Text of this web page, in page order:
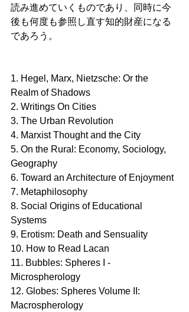
読み進めていくものであり、同時に今
後も何度も参照し直す知的財産になる
であろう。
1. Hegel, Marx, Nietzsche: Or the
Realm of Shadows
2. Writings On Cities
3. The Urban Revolution
4. Marxist Thought and the City
5. On the Rural: Economy, Sociology,
Geography
6. Toward an Architecture of Enjoyment
7. Metaphilosophy
8. Social Origins of Educational
Systems
9. Erotism: Death and Sensuality
10. How to Read Lacan
11. Bubbles: Spheres I -
Microspherology
12. Globes: Spheres Volume II:
Macrospherology